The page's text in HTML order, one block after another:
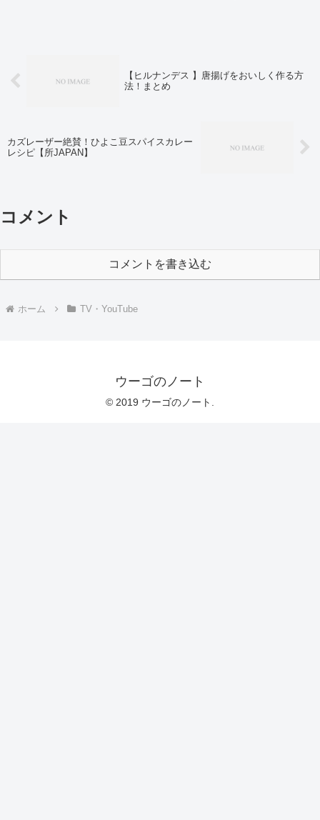
【ヒルナンデス 】唐揚げをおいしく作る方
法！まとめ
カズレーザー絶賛！ひよこ豆スパイスカレー
レシピ【所JAPAN】
コメント
コメントを書き込む
ホーム TV・YouTube
ウーゴのノート
© 2019 ウーゴのノート.